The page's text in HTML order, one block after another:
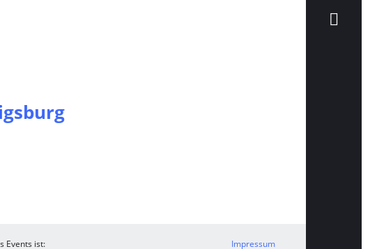
Events ist: Impressum